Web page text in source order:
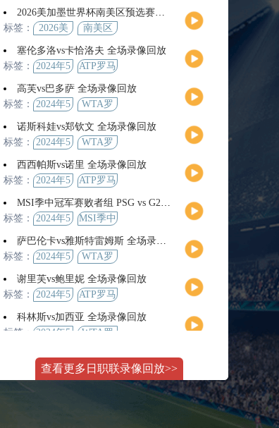
2026美加墨世界杯南美区预选赛第9轮全场集锦
标签：
2026美
界杯
南美区
塞伦多洛vs卡恰洛夫 全场录像回放
标签：
2024年5
ATP罗马
男单第3
轮
高芙vs巴多萨 全场录像回放
标签：
2024年5
WTA罗
赛女单
第4轮
诺斯科娃vs郑钦文 全场录像回放
标签：
2024年5
WTA罗
赛女单
第3轮
西西帕斯vs诺里 全场录像回放
标签：
2024年5
ATP罗马
男单第3
轮
MSI季中冠军赛败者组 PSG vs G2 全场录像回放
标签：
2024年5
MSI季中
败者组
萨巴伦卡vs雅斯特雷姆斯 全场录像回放
标签：
2024年5
WTA罗
赛女单
第3轮
谢里芙vs鲍里妮 全场录像回放
标签：
2024年5
ATP罗马
女单第2
轮
科林斯vs加西亚 全场录像回放
标签：
2024年5
WTA罗
赛女单
第3轮
斯维托丽娜vs萨巴伦卡 全场录像回放
2024年5
月14日
WTA罗
马公开
纳波利塔诺vs贾里 全场录像回放
查看更多日职联录像回放>>